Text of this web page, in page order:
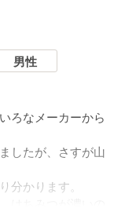
男性
ろなメーカーから
したが、さすが山
分かります。